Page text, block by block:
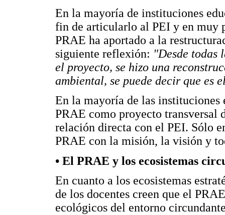
En la mayoría de instituciones
fin de articularlo al PEI y en muy
PRAE ha aportado a la
siguiente reflexión: "Desde todas
el proyecto, se hizo una
ambiental, se puede decir que es
En la mayoría de las instituciones
PRAE como proyecto transversal
relación directa con el PEI. Sólo
PRAE con la misión, la visión y
• El PRAE y los ecosistemas
En cuanto a los ecosistemas
de los docentes creen que el
ecológicos del entorno